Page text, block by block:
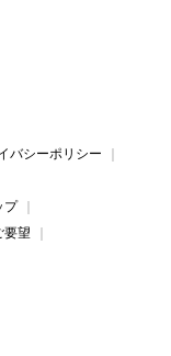
バシーポリシー
プ
要望